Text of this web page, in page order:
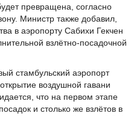
превращена, согласно
Министр также добавил,
в аэропорту Сабихи Гекчен
взлётно-посадочной
стамбульский аэропорт
воздушной гавани
что на первом этапе
и столько же взлётов в